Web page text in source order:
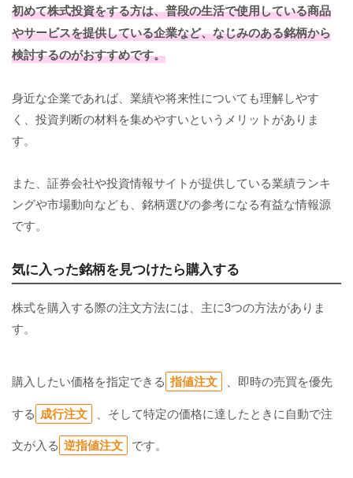
初めて株式投資をする方は、普段の生活で使用している商品
やサービスを提供している企業など、なじみのある銘柄から
検討するのがおすすめです。
身近な企業であれば、業績や将来性についても理解しやす
く、投資判断の材料を集めやすいというメリットがありま
す。
また、証券会社や投資情報サイトが提供している業績ランキ
ングや市場動向なども、銘柄選びの参考になる有益な情報源
です。
気に入った銘柄を見つけたら購入する
株式を購入する際の注文方法には、主に3つの方法がありま
す。
購入したい価格を指定できる 指値注文
、即時の売買を優先
する 成行注文
、そして特定の価格に達したときに自動で注
文が入る 逆指値注文 です。